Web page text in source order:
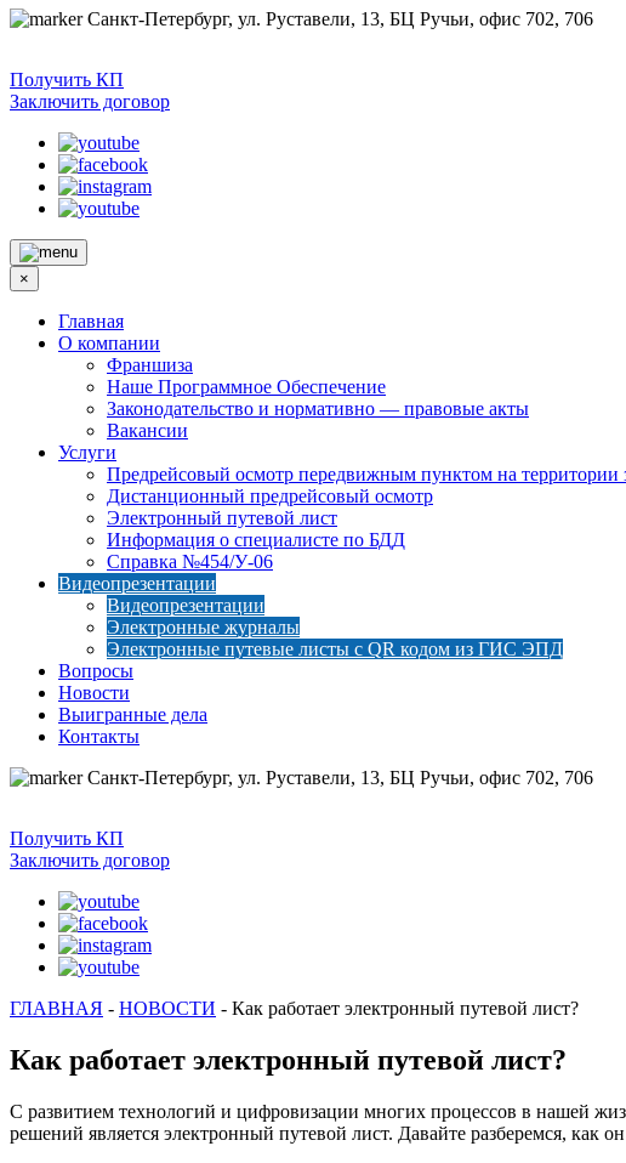
Санкт-Петербург, ул. Руставели, 13, БЦ Ручьи, офис 702, 706
Получить КП
Заключить договор
×
Главная
О компании
Франшиза
Наше Программное Обеспечение
Законодательство и нормативно — правовые акты
Вакансии
Услуги
Предрейсовый осмотр передвижным пунктом на территории
Дистанционный предрейсовый осмотр
Электронный путевой лист
Информация о специалисте по БДД
Справка №454/У-06
Видеопрезентации
Видеопрезентации
Электронные журналы
Электронные путевые листы с QR кодом из ГИС ЭПД
Вопросы
Новости
Выигранные дела
Контакты
Санкт-Петербург, ул. Руставели, 13, БЦ Ручьи, офис 702, 706
Получить КП
Заключить договор
ГЛАВНАЯ - НОВОСТИ - Как работает электронный путевой лист?
Как работает электронный путевой лист?
С развитием технологий и цифровизации многих процессов в нашей
решений является электронный путевой лист. Давайте разберемся, как